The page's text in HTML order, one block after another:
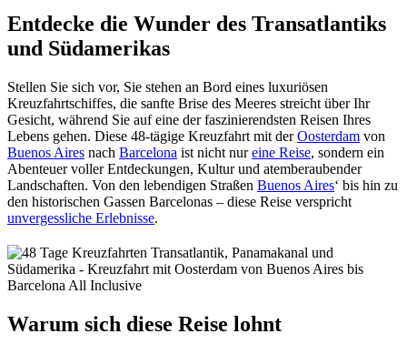
Entdecke die Wunder des Transatlantiks
und Südamerikas
Stellen Sie sich vor, Sie stehen an Bord eines luxuriösen
Kreuzfahrtschiffes, die sanfte Brise des Meeres streicht über Ihr
Gesicht, während Sie auf eine der faszinierendsten Reisen Ihres
Lebens gehen. Diese 48-tägige Kreuzfahrt mit derOosterdam von
Buenos Aires nach Barcelona ist nicht nureine Reise, sondern ein
Abenteuer voller Entdeckungen, Kultur und atemberaubender
Landschaften. Von den lebendigen Straßen Buenos Aires‘ bis hin zu
den historischen Gassen Barcelonas – diese Reise verspricht
unvergessliche Erlebnisse.
Warum sich diese Reise lohnt